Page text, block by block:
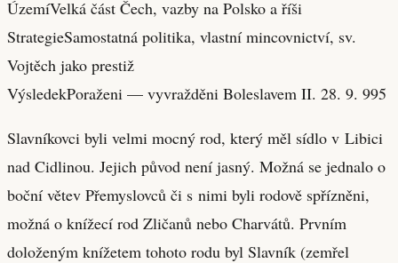
ÚzemíVelká část Čech, vazby na Polsko a říši
StrategieSamostatná politika, vlastní mincovnictví, sv.
Vojtěch jako prestiž
VýsledekPoraženi — vyvražděni Boleslavem II. 28. 9. 995
Slavníkovci byli velmi mocný rod, který měl sídlo v Libici
nad Cidlinou. Jejich původ není jasný. Možná se jednalo o
boční větev Přemyslovců či s nimi byli rodově spřízněni,
možná o knížecí rod Zličanů nebo Charvátů. Prvním
doloženým knížetem tohoto rodu byl Slavník (zemřel